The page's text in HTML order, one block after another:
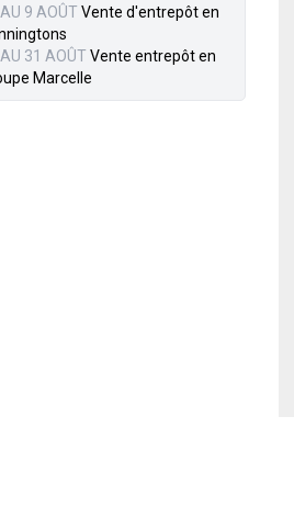
9 AOÛT Vente d'entrepôt en
31 AOÛT Vente entrepôt en
Marcelle